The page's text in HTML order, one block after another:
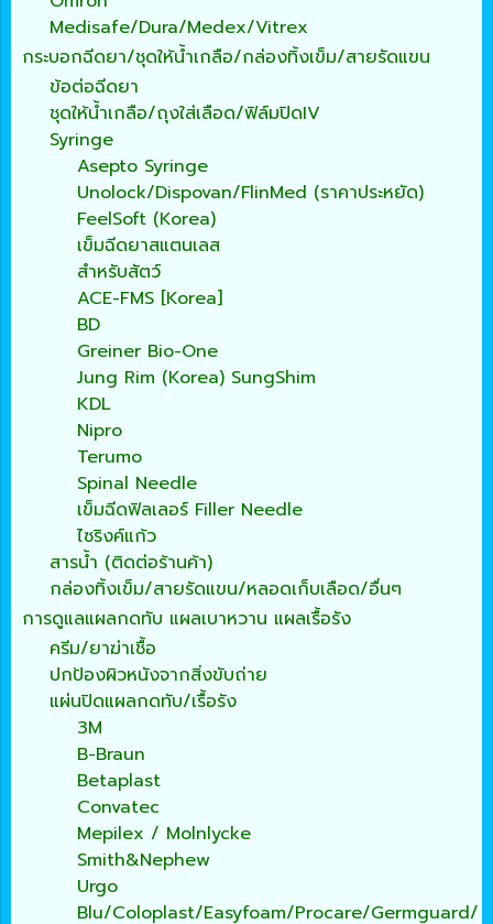
Medisafe/Dura/Medex/Vitrex
กระบอกฉีดยา/ชุดให้น้ำเกลือ/กล่องทิ้งเข็ม/สายรัดแขน
ข้อต่อฉีดยา
ชุดให้น้ำเกลือ/ถุงใส่เลือด/ฟิล์มปิดIV
Syringe
Asepto Syringe
Unolock/Dispovan/FlinMed (ราคาประหยัด)
FeelSoft (Korea)
เข็มฉีดยาสแตนเลส
สำหรับสัตว์
ACE-FMS [Korea]
BD
Greiner Bio-One
Jung Rim (Korea) SungShim
KDL
Nipro
Terumo
Spinal Needle
เข็มฉีดฟิลเลอร์ Filler Needle
ไซริงค์แก้ว
สารน้ำ (ติดต่อร้านค้า)
กล่องทิ้งเข็ม/สายรัดแขน/หลอดเก็บเลือด/อื่นๆ
การดูแลแผลกดทับ แผลเบาหวาน แผลเรื้อรัง
ครีม/ยาฆ่าเชื้อ
ปกป้องผิวหนังจากสิ่งขับถ่าย
แผ่นปิดแผลกดทับ/เรื้อรัง
3M
B-Braun
Betaplast
Convatec
Mepilex / Molnlycke
Smith&Nephew
Urgo
Blu/Coloplast/Easyfoam/Procare/Germguard/